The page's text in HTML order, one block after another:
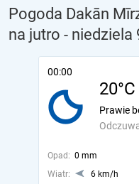
Pogoda Dakān
na jutro - niedziela
00:00
20°C
Prawie
Opad: 0 mm
Wiatr:
6 km/h